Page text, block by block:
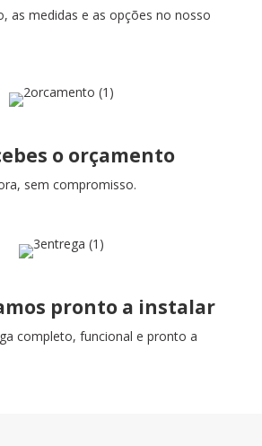
as medidas e as opções no nosso
o orçamento
sem compromisso.
pronto a instalar
completo, funcional e pronto a